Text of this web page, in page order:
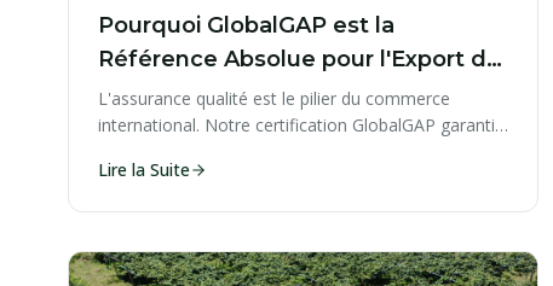
Pourquoi GlobalGAP est la
Référence Absolue pour l'Export de
Baies
L'assurance qualité est le pilier du commerce
international. Notre certification GlobalGAP garantit
Lire la Suite